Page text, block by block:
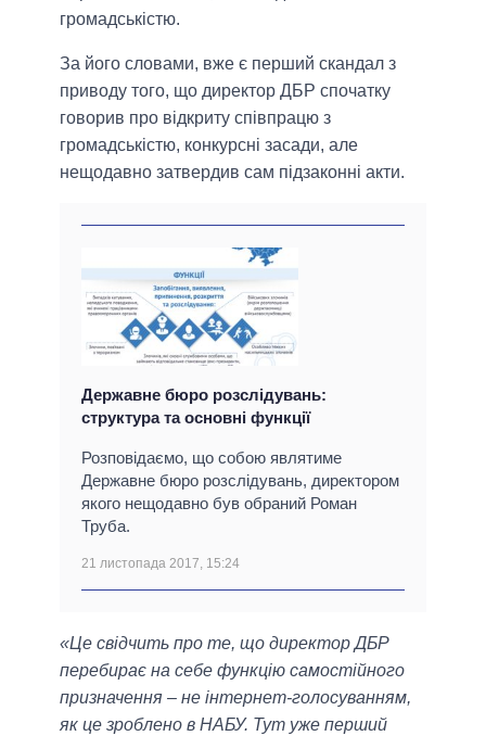
громадськістю.
За його словами, вже є перший скандал з
приводу того, що директор ДБР спочатку
говорив про відкриту співпрацю з
громадськістю, конкурсні засади, але
нещодавно затвердив сам підзаконні акти.
Державне бюро розслідувань:
структура та основні функції
Розповідаємо, що собою являтиме
Державне бюро розслідувань, директором
якого нещодавно був обраний Роман
Труба.
21 листопада 2017, 15:24
«Це свідчить про те, що директор ДБР
перебирає на себе функцію самостійного
призначення – не інтернет-голосуванням,
як це зроблено в НАБУ. Тут уже перший